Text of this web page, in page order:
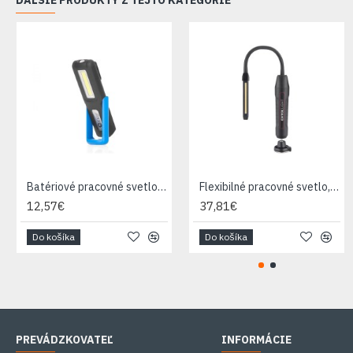
Batériové pracovné svetlo 3+3W LED COB 1200 mAh s držiakom a magnetom GEKO
12,57€
Do košíka
Flexibilné pracovné svetlo, 500lm COB+140lm LED, USB nabíjanie EXTOL LIGHT
37,81€
Do košíka
PREVÁDZKOVATEĽ INFORMÁCIE